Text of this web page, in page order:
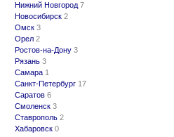
Нижний Новгород 7
Новосибирск 2
Омск 3
Орел 2
Ростов-на-Дону 3
Рязань 3
Самара 1
Санкт-Петербург 17
Саратов 6
Смоленск 3
Ставрополь 2
Хабаровск 0